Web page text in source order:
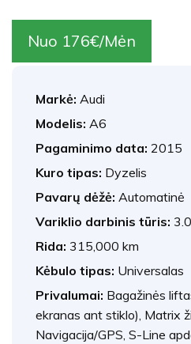
Nuo 176€/Mėn
Markė: Audi
Modelis: A6
Pagaminimo data: 2015
Kuro tipas: Dyzelis
Pavarų dėžė: Automatinė
Variklio darbinis tūris:
Rida: 315,000 km
Kėbulo tipas: Universalas
Privalumai: Bagažinės
ekranas ant stiklo), Matrix
Navigacija/GPS, S-Line